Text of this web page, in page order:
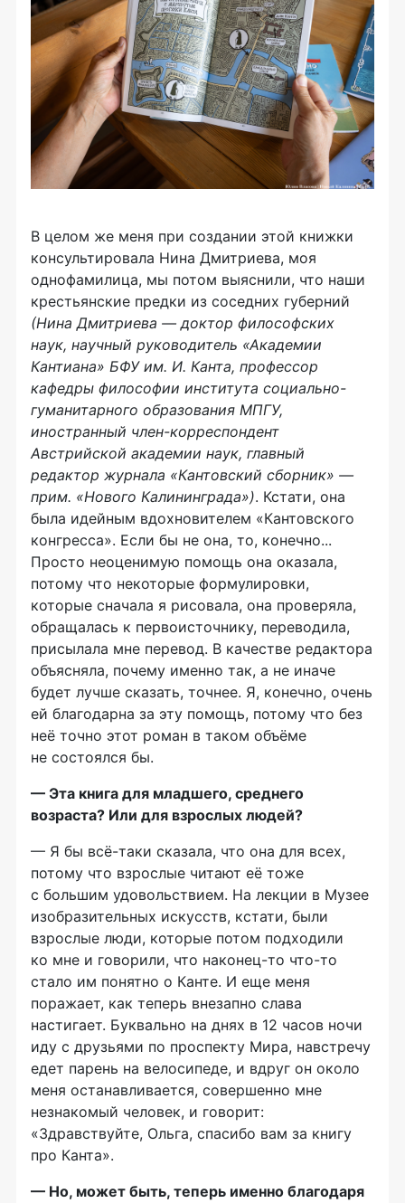
В целом же меня при создании этой книжки
консультировала Нина Дмитриева, моя
однофамилица, мы потом выяснили, что наши
крестьянские предки из соседних губерний
(Нина Дмитриева — доктор философских
наук, научный руководитель «Академии
Кантиана» БФУ им. И. Канта, профессор
кафедры философии института социально-
гуманитарного образования МПГУ,
иностранный член-корреспондент
Австрийской академии наук, главный
редактор журнала «Кантовский сборник» —
прим. «Нового Калининграда»). Кстати, она
была идейным вдохновителем «Кантовского
конгресса». Если бы не она, то, конечно...
Просто неоценимую помощь она оказала,
потому что некоторые формулировки,
которые сначала я рисовала, она проверяла,
обращалась к первоисточнику, переводила,
присылала мне перевод. В качестве редактора
объясняла, почему именно так, а не иначе
будет лучше сказать, точнее. Я, конечно, очень
ей благодарна за эту помощь, потому что без
неё точно этот роман в таком объёме
не состоялся бы.
— Эта книга для младшего, среднего
возраста? Или для взрослых людей?
— Я бы всё-таки сказала, что она для всех,
потому что взрослые читают её тоже
с большим удовольствием. На лекции в Музее
изобразительных искусств, кстати, были
взрослые люди, которые потом подходили
ко мне и говорили, что наконец-то что-то
стало им понятно о Канте. И еще меня
поражает, как теперь внезапно слава
настигает. Буквально на днях в 12 часов ночи
иду с друзьями по проспекту Мира, навстречу
едет парень на велосипеде, и вдруг он около
меня останавливается, совершенно мне
незнакомый человек, и говорит:
«Здравствуйте, Ольга, спасибо вам за книгу
про Канта».
— Но, может быть, теперь именно благодаря